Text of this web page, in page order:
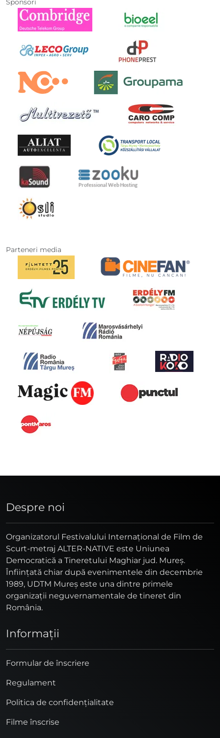
Parteneri media
Despre noi
Organizatorul Festivalului Internaţional de Film de
Scurt-metraj ALTER-NATIVE este Uniunea
Democratică a Tineretului Maghiar jud. Mureş.
Înfiinţată chiar după evenimentele din decembrie
1989, UDTM Mureş este una dintre primele
organizaţii neguvernamentale de tineret din
România.
Informaţii
Formular de înscriere
Regulament
Politica de confidențialitate
Filme înscrise